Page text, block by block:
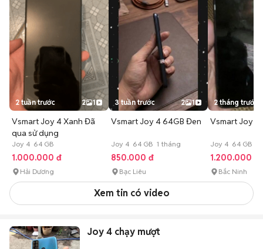
2 tuần trước 2 1
Vsmart Joy 4 Xanh Đã
qua sử dụng
Joy 4 64 GB
1.000.000 đ
Hải Dương
3 tuần trước 2 1
Vsmart Joy 4 64GB Đen
Joy 4 64 GB 1 tháng
850.000 đ
Bạc Liêu
2 tháng trước
Vsmart Joy
Joy 4 64 GB
1.200.000 đ
Bắc Ninh
Xem tin có video
Joy 4 chạy mượt